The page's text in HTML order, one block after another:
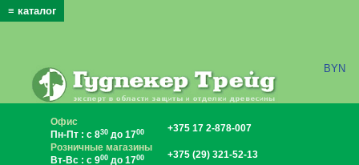
x
≡ каталог
BYN
Офис
Пн-Пт : с 830 до 1700
Розничные магазины
Вт-Вс : с 900 до 1700
+375 17 2-878-007
+375 (29) 321-52-13